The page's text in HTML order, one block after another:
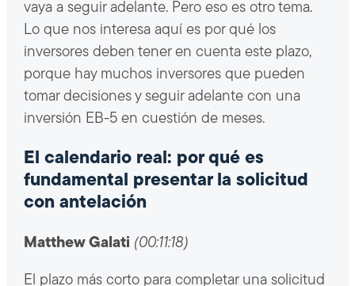
vaya a seguir adelante. Pero eso es otro tema.
Lo que nos interesa aquí es por qué los
inversores deben tener en cuenta este plazo,
porque hay muchos inversores que pueden
tomar decisiones y seguir adelante con una
inversión EB-5 en cuestión de meses.
El calendario real: por qué es
fundamental presentar la solicitud
con antelación
Matthew Galati (00:11:18)
El plazo más corto para completar una solicitud